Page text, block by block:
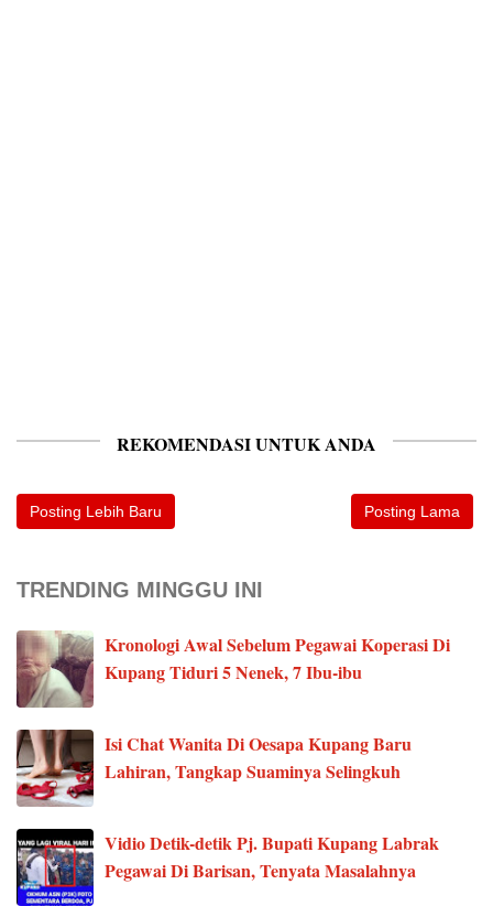
REKOMENDASI UNTUK ANDA
Posting Lebih Baru Posting Lama
TRENDING MINGGU INI
Kronologi Awal Sebelum Pegawai Koperasi Di
Kupang Tiduri 5 Nenek, 7 Ibu-ibu
Isi Chat Wanita Di Oesapa Kupang Baru
Lahiran, Tangkap Suaminya Selingkuh
Vidio Detik-detik Pj. Bupati Kupang Labrak
Pegawai Di Barisan, Tenyata Masalahnya